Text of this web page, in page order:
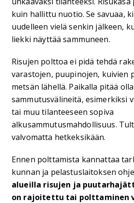
kuin hallittu nuotio. Se savuaa,
uudelleen vielä senkin jälkeen,
liekki näyttää sammuneen.
Risujen polttoa ei pidä tehdä
varastojen, puupinojen, kuivien
metsän lähellä. Paikalla pitää
sammutusvälineitä, esimerkiksi
tai muu tilanteeseen sopiva
alkusammutusmahdollisuus.
valvomatta hetkeksikään.
Ennen polttamista kannattaa
kunnan ja pelastuslaitoksen
alueilla risujen ja
on rajoitettu tai polttaminen